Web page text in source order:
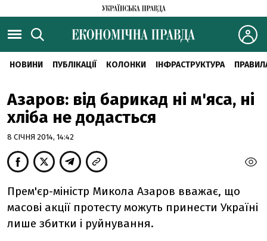
НОВИНИ ПУБЛІКАЦІЇ КОЛОНКИ ІНФРАСТРУКТУРА
Азаров: від барикад ні м'яса, ні
хліба не додасться
8 СІЧНЯ 2014, 14:42
Прем'єр-міністр Микола Азаров вважає, що
масові акції протесту можуть принести Україні
лише збитки і руйнування.